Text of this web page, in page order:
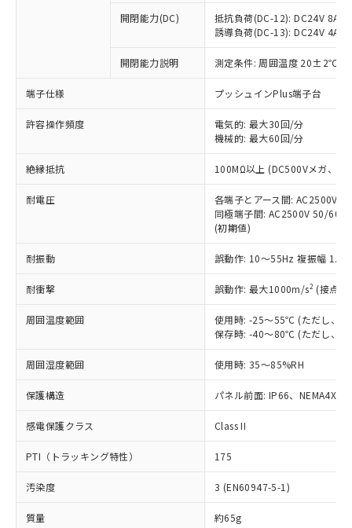
開閉能力(DC)
抵抗負荷(DC-12): DC24V 8A/
誘導負荷(DC-13): DC24V 4A/
開閉能力説明 測定条件: 周囲温度 20±2℃、
端子仕様 プッシュインPlus端子台
許容操作頻度
電気的: 最大30回/分
機械的: 最大60回/分
絶縁抵抗 100MΩ以上 (DC500Vメガ、点
耐電圧
各端子とアース間: AC2500V
同極端子間: AC2500V 50/
(初期値)
耐振動 誤動作: 10～55Hz 複振幅
耐衝撃 誤動作: 最大1000m/s2 (接点
周囲温度範囲
使用時: -25～55℃ (ただし、氷
保存時: -40～80℃ (ただし、氷
周囲湿度範囲 使用時: 35～85%RH
保護構造 パネル前面: IP66、NEMA4X,
感電保護クラス Class II
PTI（トラッキング特性） 175
汚染度 3 (EN60947-5-1)
質量 約65g
商品の当社在庫状況および標準価格
(税抜)を提供させていただくもので
当社制御機器事業取扱商品の中には、
本サービスの対象外となる商品もある
ことをご了承ください。
在庫状況および標準価格照会結果は、
記載している更新日時点での社内デー
タに基づき作成されるものであり、閲
覧された時点での実際の在庫および標
準価格とは異なる場合があることをご
正式な納期状況および標準価格はお客
様のお取引先、またはお客様担当のオ
ムロン制御機器販売店・当社販売員に
オムロン制御機器販売店や当社販売拠
販売ネットワーク
」をご確認
在庫状況および標準価格結果を当社の
事前の承諾なく第三者に漏洩または開
示しないようお願いします。
マイパーツ機能（部品リスト作成サー
ビス）をご利用いただくには、I-Web
メンバーズにご登録されている必要が
あります。
お客様が当ウェブサイト上で当社にご
登録された部品リストについて、当社
および当社の共同利用者が、当社の製
品・サービスに関するお客様との取
引・商談に必要な範囲で利用すること
非含有の対応状況を調査中または確認中の
非該当品：ライセンス料など無形物で、有
害物質有無と関係のない商品です。
いたものが、含有品と判明した場合などや
むを得ず変更することがあります。
鉛(Pb) 1000ppm以下、 水銀(Hg) 1000ppm以下、 カド
六価クロム(Cr(Ⅵ)) 1000ppm以下、ポリ臭化ビフェニル
類(PBB) 1000ppm以下、ポリ臭化ジフェニルエーテル類
(PBDE) 1000ppm以下、フタル酸ビス(2-エチルヘキシ
ル) (DEHP)(別名：DOP) 1000ppm以下、フタル酸ブチ
ルベンジル（BBP） 1000ppm以下、フタル酸ジブチル
（DBP） 1000ppm以下、フタル酸ジイソブチル
但し、RoHS指令で産業用監視および制御機器に対する
図的な使用がないことを確認しています。
部品在庫の切り替え状況などにより、予定
月が前後することがあります。
※3 非含有証明書ダウンロード
下記の非含有証明書をダウンロードするこ
「○」：最大均質材料含有率が中国RoHSの
基準値以下であることを示します。
「×」：最大均質材料含有率が中国RoHSの
基準値を超えていることを示します。
い合わせください。
*中国RoHS10物質の基準値 (GB/T26572)：
Pb(鉛) :1000ppm、 Hg(水銀) : 1000ppm、 Cd(カドミウ
ム) : 100ppm、
Cr(Ⅵ)(六価クロム) : 1000ppm、 PBBs(ポリ臭化ビフェ
ニル類) : 1000ppm、 PBDEs(ポリ臭化ジフェニルエーテ
DBP(フタル酸ジブチル) : 1000ppm、 DIBP(フタル酸ジ
イソブチル) : 1000ppm、 BBP(フタル酸ブチルベンジ
DEHP(フタル酸ビス(2-エチルヘキシル)) : 1000ppm
「ｅ」：有害物質（10物質）のすべてが基
準値以下であることを示します。
「10」：通常の使用状況下において有害物
質が外部に漏えいし、環境に深刻な影響を
及ぼさない年数を意味します。
「－」：未確認です。当社販売部門へお問
当社は、これら貴社製品のうち、外国
為替および外国貿易法に定める商品
（以下｢規制貨物等」という）を輸出
または国外への提供する場合は、日本
国政府の輸出許可(または役務取引許
可)を取得するなどの必要な手続きを
当社は規制貨物を破棄する場合は、完
全に破砕するなど、違法に輸出されな
いよう必要な手段を講じます。
当社は貴社製品を、核兵器、ミサイ
ル、化学兵器、生物兵器またはその他
武器並びにこれらの製造装置等に一切
当社は、貴社製品を第三者に販売する
場合は、上記1、2および3の内容を当
該第三者に通知します。また当社は、
販売先および販売に係わる関係者が違
法に輸出するおそれがある場合は、取
り引きをいたしません。
キャンセル
一定数以上の在庫あり
一定数には満たないが在庫あり
在庫なし(最新の在庫状況につ
いては、お客様のお取引先、ま
たはお客様担当のオムロン制御
機器販売店・当社販売員にご確
受注生産機種、また在庫状況の
情報を公開していない機種